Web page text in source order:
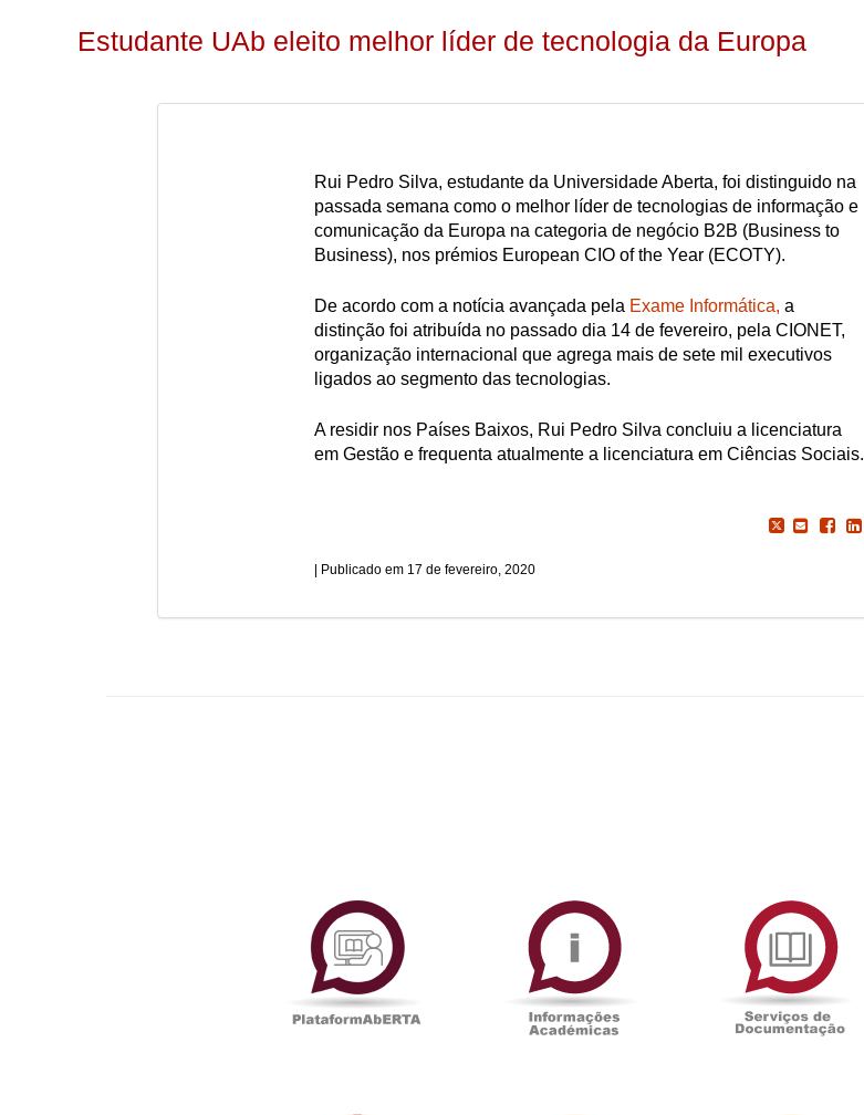
Estudante UAb eleito melhor líder de tecnologia da Europa
Rui Pedro Silva, estudante da Universidade Aberta, foi distinguido na
passada semana como o melhor líder de tecnologias de informação e
comunicação da Europa na categoria de negócio B2B (Business to
Business), nos prémios European CIO of the Year (ECOTY).
De acordo com a notícia avançada pela Exame Informática, a
distinção foi atribuída no passado dia 14 de fevereiro, pela CIONET,
organização internacional que agrega mais de sete mil executivos
ligados ao segmento das tecnologias.
A residir nos Países Baixos, Rui Pedro Silva concluiu a licenciatura
em Gestão e frequenta atualmente a licenciatura em Ciências Sociais.
17 de fevereiro, 2020
PlataformAberta
Académicas